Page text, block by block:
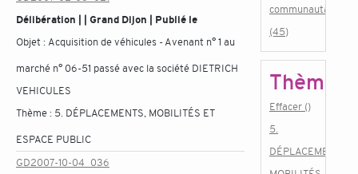
Délibération | | Grand Dijon | Publié le
Objet : Acquisition de véhicules - Avenant n° 1 au
marché n° 06-51 passé avec la société DIETRICH
VEHICULES
Thème : 5. DÉPLACEMENTS, MOBILITÉS ET
ESPACE PUBLIC
GD2007-10-04_036
communautaire
(45)
Thème
Effacer ()
5.
DÉPLACEMENTS,